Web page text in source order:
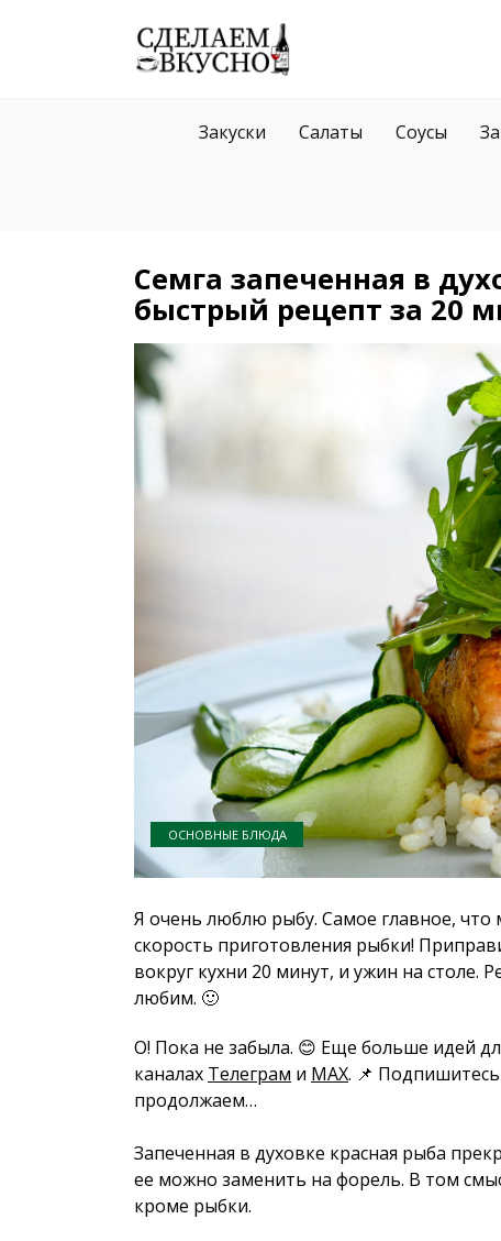
Закуски Салаты Соусы
Семга запеченная в
быстрый рецепт за 20
ОСНОВНЫЕ БЛЮДА
Я очень люблю рыбу. Самое главное, что
скорость приготовления рыбки!
вокруг кухни 20 минут, и ужин на столе.
любим. 🙂
О! Пока не забыла. 😊 Еще больше идей
каналах Телеграм и MAX. 📌 Подпишитесь
продолжаем…
Запеченная в духовке красная рыба
ее можно заменить на форель. В том
кроме рыбки.